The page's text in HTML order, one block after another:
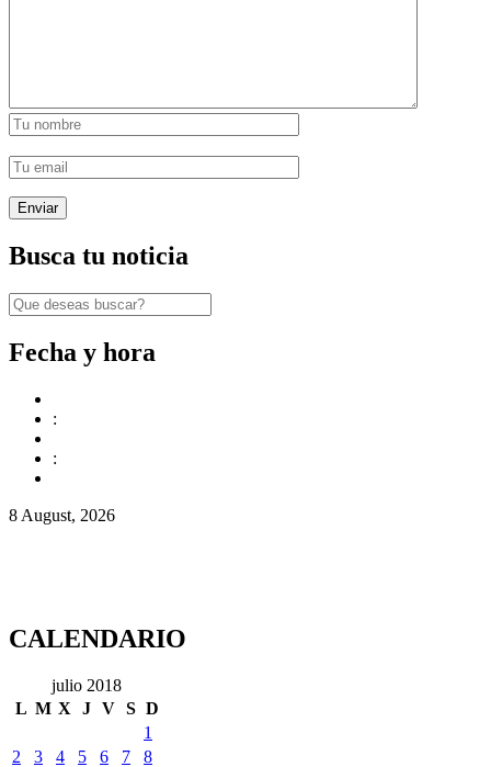
Busca tu noticia
Fecha y hora
:
:
8 August, 2026
CALENDARIO
julio 2018
L M X J V S D
1
2
3 4 5 6 7 8